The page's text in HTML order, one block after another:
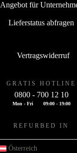
Angebot für
Lieferstatus abfragen
Vertragswiderruf
GRATIS HOTLINE
0800 - 700 12 10
Mon - Fri 09:00 - 19:00
REFURBED IN
Österreich